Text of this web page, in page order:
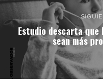
Estudio descarta que
sean más